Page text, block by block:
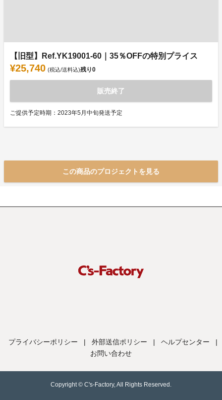
【旧型】Ref.YK19001-60｜35％OFFの特別プライス
¥25,740 (税込/送料込)残り0
販売終了
ご提供予定時期：2023年5月中旬発送予定
この商品のプロジェクトを見る
プライバシーポリシー | 外部送信ポリシー | ヘルプセンター
|
お問い合わせ
Copyright © C's-Factory, All Rights Reserved.